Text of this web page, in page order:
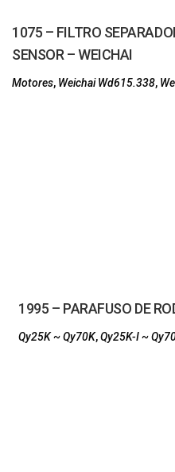
1075 – FILTRO
SENSOR – WEICHAI
Motores, Weichai Wd615.338,
1995 – PARAFUSO DE
Qy25K ~ Qy70K,Qy25K-I ~